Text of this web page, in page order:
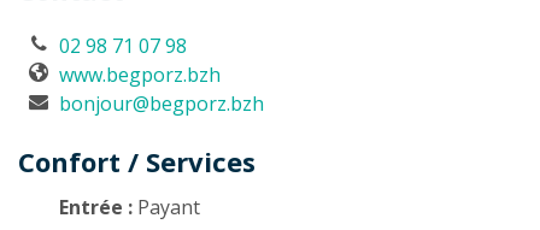
02 98 71 07 98
www.begporz.bzh
bonjour@begporz.bzh
Confort / Services
Entrée : Payant